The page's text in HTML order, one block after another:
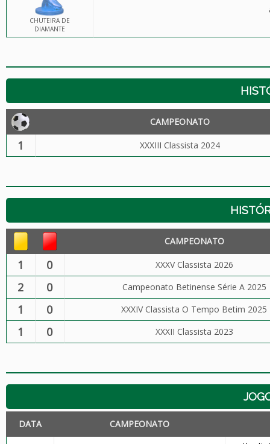
CHUTEIRA DE
DIAMANTE
CAMPEONATO
1 XXXIII Classista 2024
CAMPEONATO
1 0 XXXV Classista 2026
2 0 Campeonato Betinense Série A 2025
1 0 XXXIV Classista O Tempo Betim 2025
1 0 XXXII Classista 2023
DATA CAMPEONATO